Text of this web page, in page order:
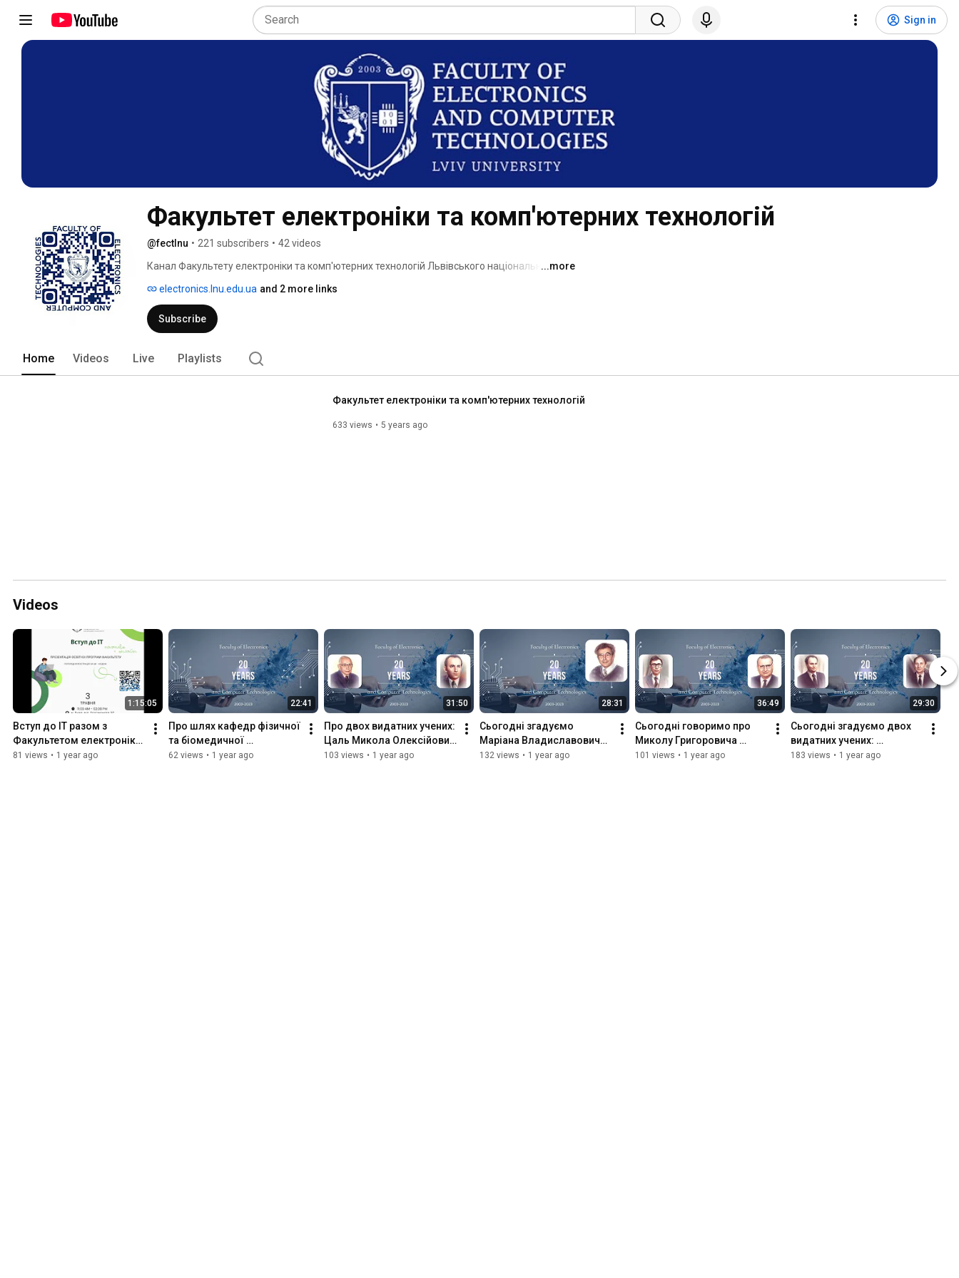
Sign in
Факультет електроніки та комп'ютерних технологій
@fectlnu • 221 subscribers • 42 videos
Канал Факультету електроніки та комп'ютерних технологій Львівського національного
Драгоманова, 50.
...more
electronics.lnu.edu.ua and 2 more links
Subscribe
Home Videos Live Playlists
Факультет електроніки та комп'ютерних технологій
633 views 5 years ago
Videos
1:15:05
Вступ до ІТ разом з
Факультетом електроніки
та комп'ютерних
81 views • 1 year ago
22:41
Про шлях кафедр фізичної
та біомедичної
електроніки і сенсорної та
62 views • 1 year ago
31:50
Про двох видатних учених:
Цаль Микола Олексійович
та Палюх Богдан
103 views • 1 year ago
28:31
Сьогодні згадуємо
Маріана Владиславовича
Пашковського –
132 views • 1 year ago
36:49
Сьогодні говоримо про
Миколу Григоровича
Максимовича та  Лева
101 views • 1 year ago
29:30
Сьогодні згадуємо двох
видатних учених:
Савицький Вадим
183 views • 1 year ago